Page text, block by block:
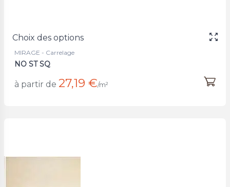
Choix des options
MIRAGE - Carrelage
NO ST SQ
à partir de 27,19 €/m²